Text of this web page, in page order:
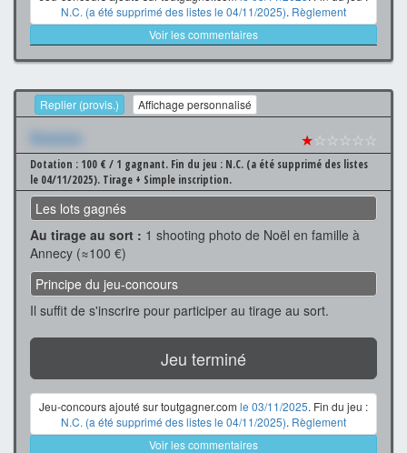
N.C. (a été supprimé des listes le 04/11/2025). Règlement
Voir les commentaires
Replier (provis.) Affichage personnalisé
Xxxxxxx ★☆☆☆☆☆
Dotation : 100 € / 1 gagnant. Fin du jeu : N.C. (a été supprimé des listes
le 04/11/2025). Tirage + Simple inscription.
Les lots gagnés
Au tirage au sort : 1 shooting photo de Noël en famille à
Annecy (≈100 €)
Principe du jeu-concours
Il suffit de s'inscrire pour participer au tirage au sort.
Jeu terminé
Jeu-concours ajouté sur toutgagner.com le 03/11/2025. Fin du jeu :
N.C. (a été supprimé des listes le 04/11/2025). Règlement
Voir les commentaires